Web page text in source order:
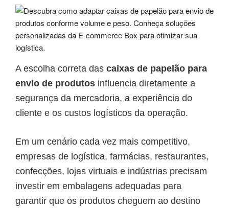
A escolha correta das caixas de papelão para
envio de produtos influencia diretamente a
segurança da mercadoria, a experiência do
cliente e os custos logísticos da operação.
Em um cenário cada vez mais competitivo,
empresas de logística, farmácias, restaurantes,
confecções, lojas virtuais e indústrias precisam
investir em embalagens adequadas para
garantir que os produtos cheguem ao destino